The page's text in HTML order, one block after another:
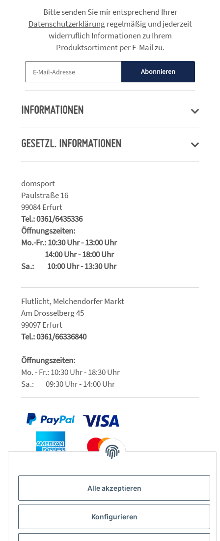
Alle akzeptieren
Konfigurieren
Bitte senden Sie mir entsprechend Ihrer
Datenschutzerklärungregelmäßig und jederzeit
widerruflich Informationen zu Ihrem
Produktsortiment per E-Mail zu.
Abonnieren
INFORMATIONEN
GESETZL. INFORMATIONEN
domsport
Paulstraße 16
99084 Erfurt
Tel.: 0361/6435336
Öffnungszeiten:
Mo.-Fr.: 10:30 Uhr - 13:00 Uhr
14:00 Uhr - 18:00 Uhr
Sa.: 10:00 Uhr - 13:30 Uhr
Flutlicht, Melchendorfer Markt
Am Drosselberg 45
99097 Erfurt
Tel.: 0361/66336840
Öffnungszeiten:
Mo. - Fr.: 10:30 Uhr - 18:30 Uhr
Sa.: 09:30 Uhr - 14:00 Uhr